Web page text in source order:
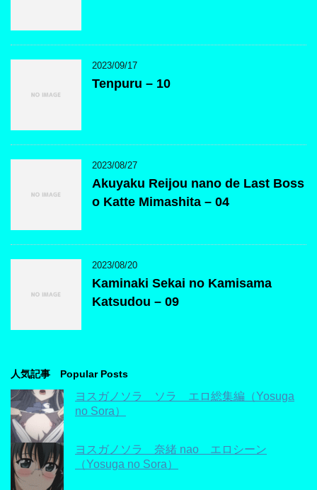
2023/09/17
Tenpuru – 10
2023/08/27
Akuyaku Reijou nano de Last Boss
o Katte Mimashita – 04
2023/08/20
Kaminaki Sekai no Kamisama
Katsudou – 09
人気記事 Popular Posts
ヨスガノソラ ソラ エロ総集編（Yosuga
no Sora）
ヨスガノソラ 奈緒 nao エロシーン
（Yosuga no Sora）